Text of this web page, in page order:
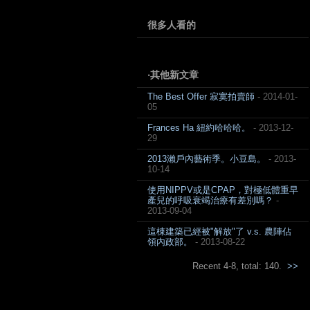
很多人看的
‧其他新文章
The Best Offer 寂寞拍賣師 - 2014-01-
05
Frances Ha 紐約哈哈哈。
- 2013-12-
29
2013瀨戶內藝術季。小豆島。
- 2013-
10-14
使用NIPPV或是CPAP，對極低體重早
產兒的呼吸衰竭治療有差別嗎？ -
2013-09-04
這棟建築已經被"解放"了 v.s. 農陣佔
領內政部。
- 2013-08-22
Recent 4-8, total: 140. >>